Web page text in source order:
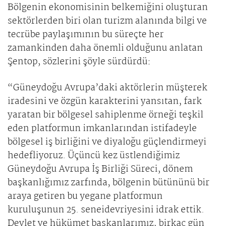
Bölgenin ekonomisinin belkemiğini oluşturan
sektörlerden biri olan turizm alanında bilgi ve
tecrübe paylaşımının bu süreçte her
zamankinden daha önemli olduğunu anlatan
Şentop, sözlerini şöyle sürdürdü:
“Güneydoğu Avrupa’daki aktörlerin müşterek
iradesini ve özgün karakterini yansıtan, fark
yaratan bir bölgesel sahiplenme örneği teşkil
eden platformun imkanlarından istifadeyle
bölgesel iş birliğini ve diyaloğu güçlendirmeyi
hedefliyoruz. Üçüncü kez üstlendiğimiz
Güneydoğu Avrupa İş Birliği Süreci, dönem
başkanlığımız zarfında, bölgenin bütününü bir
araya getiren bu yegane platformun
kuruluşunun 25. seneidevriyesini idrak ettik.